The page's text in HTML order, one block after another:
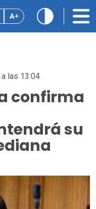
A+
las 13:04
confirma
su